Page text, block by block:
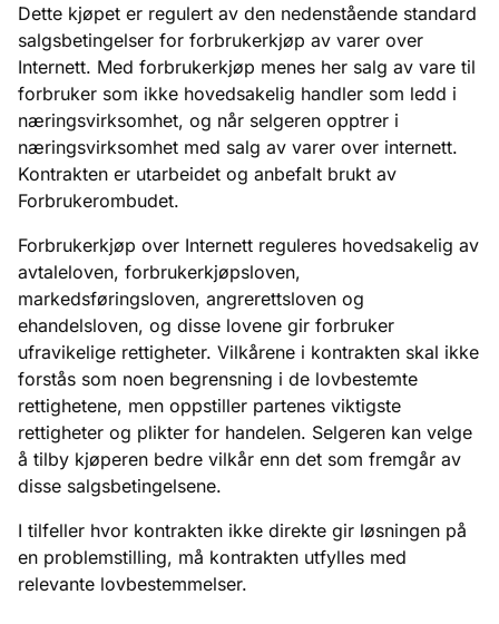
Dette kjøpet er regulert av den nedenstående standard
salgsbetingelser for forbrukerkjøp av varer over
Internett. Med forbrukerkjøp menes her salg av vare til
forbruker som ikke hovedsakelig handler som ledd i
næringsvirksomhet, og når selgeren opptrer i
næringsvirksomhet med salg av varer over internett.
Kontrakten er utarbeidet og anbefalt brukt av
Forbrukerombudet.
Forbrukerkjøp over Internett reguleres hovedsakelig av
avtaleloven, forbrukerkjøpsloven,
markedsføringsloven, angrerettsloven og
ehandelsloven, og disse lovene gir forbruker
ufravikelige rettigheter. Vilkårene i kontrakten skal ikke
forstås som noen begrensning i de lovbestemte
rettighetene, men oppstiller partenes viktigste
rettigheter og plikter for handelen. Selgeren kan velge
å tilby kjøperen bedre vilkår enn det som fremgår av
disse salgsbetingelsene.
I tilfeller hvor kontrakten ikke direkte gir løsningen på
en problemstilling, må kontrakten utfylles med
relevante lovbestemmelser.